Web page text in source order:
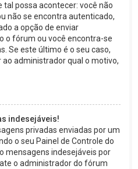
tal possa acontecer: você não
não se encontra autenticado,
a opção de enviar
o fórum ou você encontra-se
Se este último é o seu caso,
administrador qual o motivo,
indesejáveis!
privadas enviadas por um
o seu Painel de Controle do
mensagens indesejáveis por
o administrador do fórum